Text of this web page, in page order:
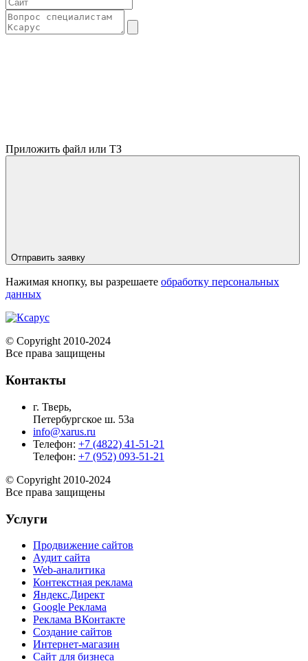
Приложить файл или ТЗ
Отправить заявку
Нажимая кнопку, вы разрешаете обработку персональных
данных
© Copyright 2010-2024
Все права защищены
Контакты
г. Тверь,
Петербургское ш. 53а
info@xarus.ru
Телефон: +7 (4822) 41-51-21
Телефон: +7 (952) 093-51-21
© Copyright 2010-2024
Все права защищены
Услуги
Продвижение сайтов
Аудит сайта
Web-аналитика
Контекстная реклама
Яндекс.Директ
Google Реклама
Реклама ВКонтакте
Создание сайтов
Интернет-магазин
Сайт для бизнеса